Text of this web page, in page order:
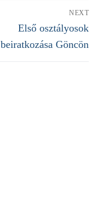
NEXT
Next
post:
Első osztályosok
beiratkozása Göncön